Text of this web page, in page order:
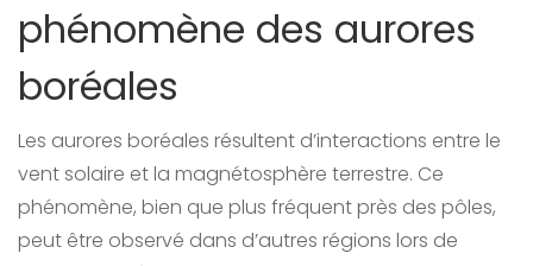
phénomène des aurores
boréales
Les aurores boréales résultent d’interactions entre le
vent solaire et la magnétosphère terrestre. Ce
phénomène, bien que plus fréquent près des pôles,
peut être observé dans d’autres régions lors de